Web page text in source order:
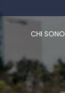
CHI SONO